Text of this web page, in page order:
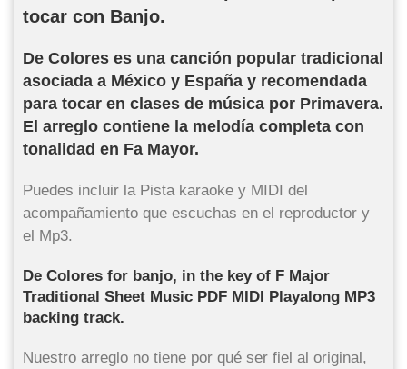
tocar con Banjo.
De Colores es una canción popular tradicional
asociada a México y España y recomendada
para tocar en clases de música por Primavera.
El arreglo contiene la melodía completa con
tonalidad en Fa Mayor.
Puedes incluir la Pista karaoke y MIDI del
acompañamiento que escuchas en el reproductor y
el Mp3.
De Colores for banjo, in the key of F Major
Traditional Sheet Music PDF MIDI Playalong MP3
backing track.
Nuestro arreglo no tiene por qué ser fiel al original,